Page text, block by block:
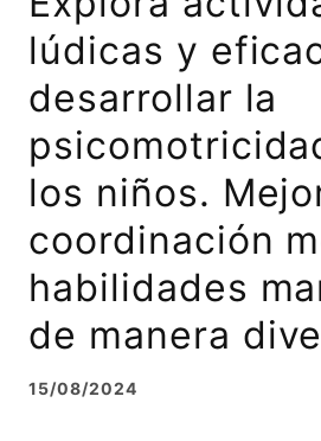
lúdicas y
desarrollar la
los niños.
coordinación
habilidades
de manera
15/08/2024